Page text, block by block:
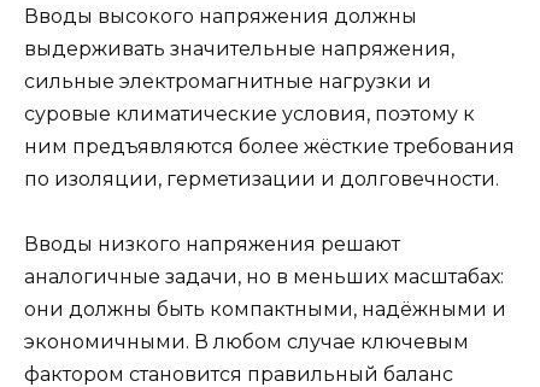
Вводы высокого напряжения должны
выдерживать значительные напряжения,
сильные электромагнитные нагрузки и
суровые климатические условия, поэтому к
ним предъявляются более жёсткие требования
по изоляции, герметизации и долговечности.
Вводы низкого напряжения решают
аналогичные задачи, но в меньших масштабах:
они должны быть компактными, надёжными и
экономичными. В любом случае ключевым
фактором становится правильный баланс